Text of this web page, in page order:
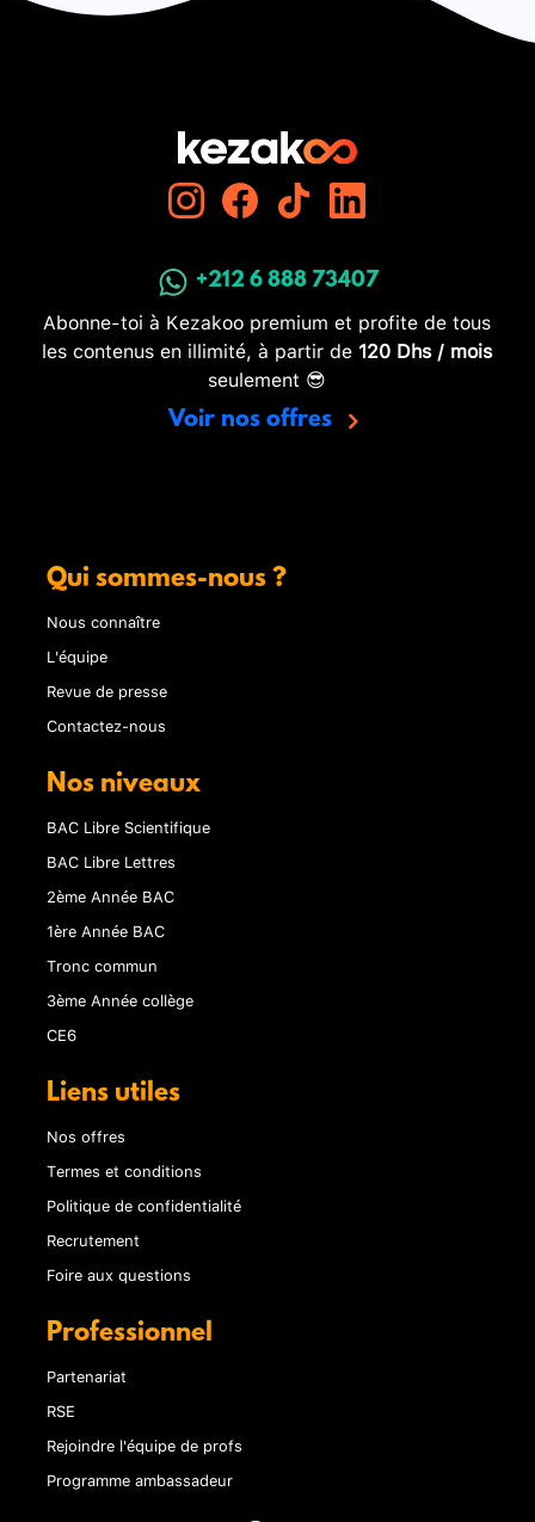
+212 6 888 73407
Abonne-toi à Kezakoo premium et profite de tous
les contenus en illimité, à partir de 120 Dhs / mois
seulement 😎
Voir nos offres
Qui sommes-nous ?
Nous connaître
L'équipe
Revue de presse
Contactez-nous
Nos niveaux
BAC Libre Scientifique
BAC Libre Lettres
2ème Année BAC
1ère Année BAC
Tronc commun
3ème Année collège
CE6
Liens utiles
Nos offres
Termes et conditions
Politique de confidentialité
Recrutement
Foire aux questions
Professionnel
Partenariat
RSE
Rejoindre l'équipe de profs
Programme ambassadeur